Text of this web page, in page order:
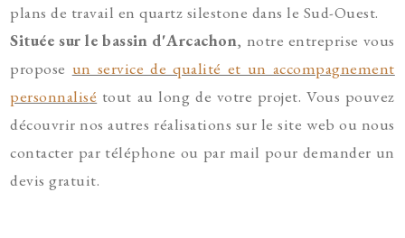
plans de travail en quartz silestone dans le Sud-Ouest.
Située sur le bassin d'Arcachon, notre entreprise vous
propose un service de qualité et un accompagnement
personnalisé tout au long de votre projet. Vous pouvez
découvrir nos autres réalisations sur le site web ou nous
contacter par téléphone ou par mail pour demander un
devis gratuit.